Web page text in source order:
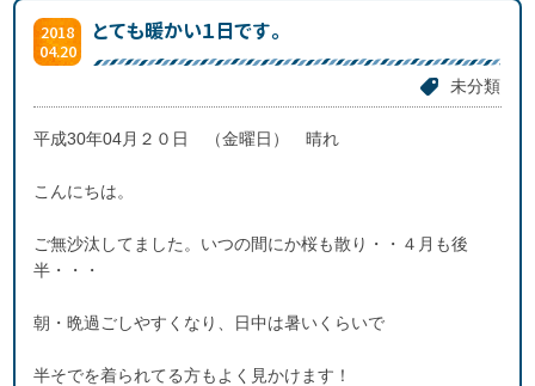
2018
04.20
とても暖かい１日です。
未分類
平成30年04月２０日 （金曜日） 晴れ
こんにちは。
ご無沙汰してました。いつの間にか桜も散り・・４月も後
半・・・
朝・晩過ごしやすくなり、日中は暑いくらいで
半そでを着られてる方もよく見かけます！